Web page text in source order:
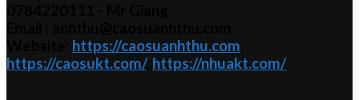
https://caosuanhthu.com
https://caosukt.com/, https://nhuakt.com/